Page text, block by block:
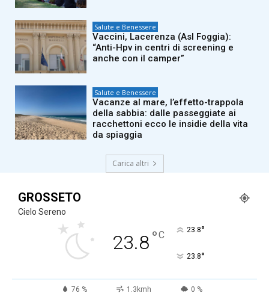
Salute e Benessere
Vaccini, Lacerenza (Asl Foggia):
“Anti-Hpv in centri di screening e
anche con il camper”
Salute e Benessere
Vacanze al mare, l’effetto-trappola
della sabbia: dalle passeggiate ai
racchettoni ecco le insidie della vita
da spiaggia
Carica altri
GROSSETO
Cielo Sereno
23.8°C 23.8°
23.8°
76 % 1.3kmh 0 %